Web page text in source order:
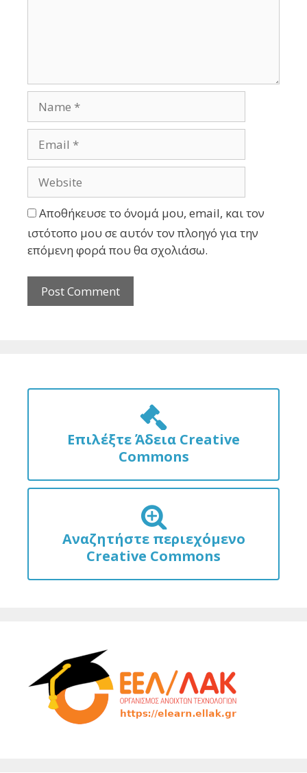
Αποθήκευσε το όνομά μου, email, και τον
ιστότοπο μου σε αυτόν τον πλοηγό για την
επόμενη φορά που θα σχολιάσω.
Επιλέξτε Άδεια Creative
Commons
Αναζητήστε περιεχόμενο
Creative Commons